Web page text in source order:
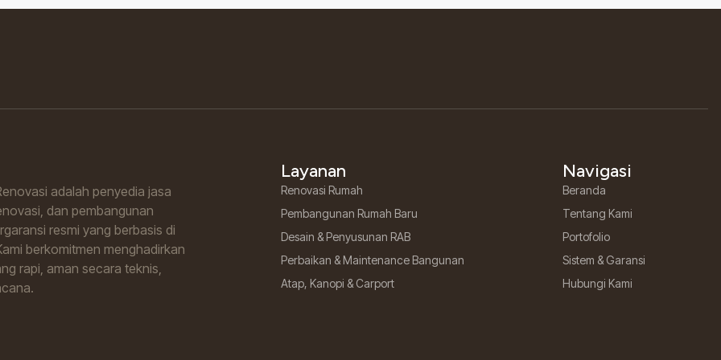
adalah penyedia jasa
dan pembangunan
resmi yang berbasis di
berkomitmen menghadirkan
rapi, aman secara teknis,
Layanan
Renovasi Rumah
Pembangunan Rumah Baru
Desain & Penyusunan RAB
Perbaikan & Maintenance Bangunan
Atap, Kanopi & Carport
Navigasi
Beranda
Tentang Kami
Portofolio
Sistem & Garansi
Hubungi Kami